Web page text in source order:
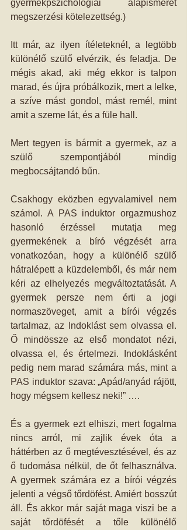
gyermekpszichológiai alapismeret
megszerzési kötelezettség.)
Itt már, az ilyen ítéleteknél, a legtöbb
különélő szülő elvérzik, és feladja. De
mégis akad, aki még ekkor is talpon
marad, és újra próbálkozik, mert a lelke,
a szíve mást gondol, mást remél, mint
amit a szeme lát, és a füle hall.
Mert tegyen is bármit a gyermek, az a
szülő szempontjából mindig
megbocsájtandó bűn.
Csakhogy eközben egyvalamivel nem
számol. A PAS induktor orgazmushoz
hasonló érzéssel mutatja meg
gyermekének a bíró végzését arra
vonatkozóan, hogy a különélő szülő
hátralépett a küzdelemből, és már nem
kéri az elhelyezés megváltoztatását. A
gyermek persze nem érti a jogi
normaszöveget, amit a bírói végzés
tartalmaz, az Indoklást sem olvassa el.
Ő mindössze az első mondatot nézi,
olvassa el, és értelmezi. Indoklásként
pedig nem marad számára más, mint a
PAS induktor szava: „Apád/anyád rájött,
hogy mégsem kellesz neki!” ….
És a gyermek ezt elhiszi, mert fogalma
nincs arról, mi zajlik évek óta a
háttérben az ő megtévesztésével, és az
ő tudomása nélkül, de őt felhasználva.
A gyermek számára ez a bírói végzés
jelenti a végső tőrdöfést. Amiért bosszút
áll. És akkor már saját maga viszi be a
saját tőrdöfését a tőle különélő